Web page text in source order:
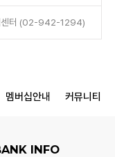
센터 (02-942-1294)
멤버십안내 커뮤니티
INFO